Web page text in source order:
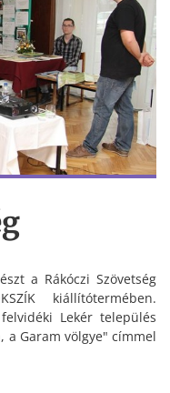
a Rákóczi Szövetség
kiállítótermében.
Lekér település
a Garam völgye" címmel